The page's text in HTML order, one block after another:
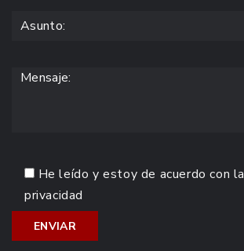
He leído y estoy de acuerdo con la
privacidad